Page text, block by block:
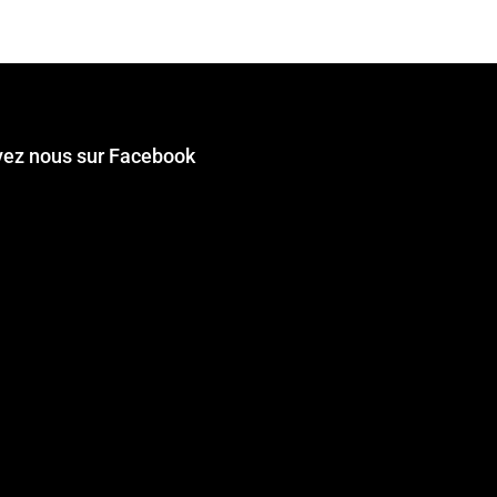
nous sur Facebook